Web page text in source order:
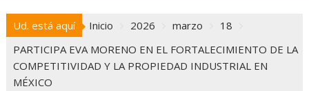
Ud. está aquí Inicio 2026 marzo
18
PARTICIPA EVA MORENO EN EL FORTALECIMIENTO DE LA
COMPETITIVIDAD Y LA PROPIEDAD INDUSTRIAL EN
MÉXICO